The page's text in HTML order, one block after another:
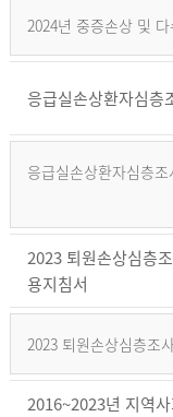
2024년 중증손상 및
응급실손상환자심층
응급실손상환자심층
2023 퇴원손상심층
용지침서
2023 퇴원손상심층조
2016~2023년 지역